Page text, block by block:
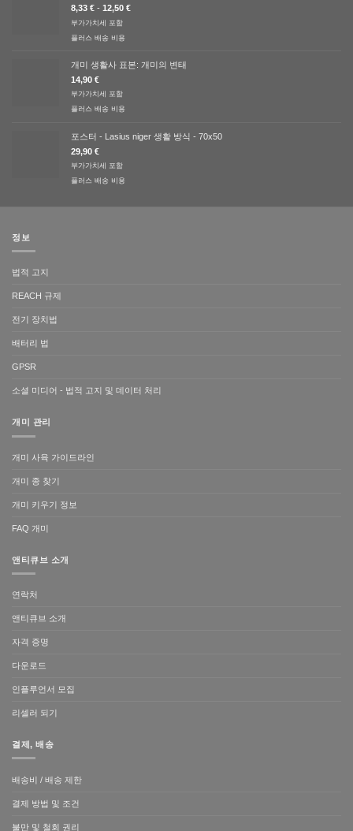
8,33 € - 12,50 €
부가가치세 포함
플러스 배송 비용
개미 생활사 표본: 개미의 변태
14,90 €
부가가치세 포함
플러스 배송 비용
포스터 - Lasius niger 생활 방식 - 70x50
29,90 €
부가가치세 포함
플러스 배송 비용
정보
법적 고지
REACH 규제
전기 장치법
배터리 법
GPSR
소셜 미디어 - 법적 고지 및 데이터 처리
개미 관리
개미 사육 가이드라인
개미 종 찾기
개미 키우기 정보
FAQ 개미
앤티큐브 소개
연락처
앤티큐브 소개
자격 증명
다운로드
인플루언서 모집
리셀러 되기
결제, 배송
배송비 / 배송 제한
결제 방법 및 조건
불만 및 철회 권리